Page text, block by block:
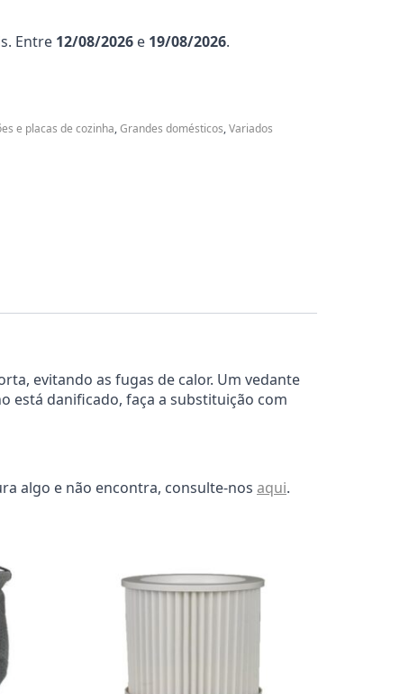
Entre 12/08/2026 e 19/08/2026.
e placas de cozinha,Grandes domésticos,Variados
evitando as fugas de calor. Um vedante
está danificado, faça a substituição com
algo e não encontra, consulte-nos aqui.